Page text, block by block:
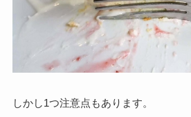
しかし1つ注意点もあります。